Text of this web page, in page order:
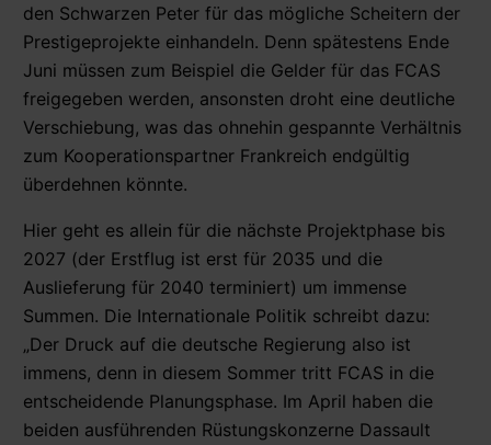
den Schwarzen Peter für das mögliche Scheitern der
Prestigeprojekte einhandeln. Denn spätestens Ende
Juni müssen zum Beispiel die Gelder für das FCAS
freigegeben werden, ansonsten droht eine deutliche
Verschiebung, was das ohnehin gespannte Verhältnis
zum Kooperationspartner Frankreich endgültig
überdehnen könnte.
Hier geht es allein für die nächste Projektphase bis
2027 (der Erstflug ist erst für 2035 und die
Auslieferung für 2040 terminiert) um immense
Summen. Die Internationale Politik schreibt dazu:
„Der Druck auf die deutsche Regierung also ist
immens, denn in diesem Sommer tritt FCAS in die
entscheidende Planungsphase. Im April haben die
beiden ausführenden Rüstungskonzerne Dassault